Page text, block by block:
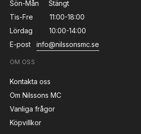
Sön-Mån
Stängt
Tis-Fre
11:00-18:00
Lördag
10:00-14:00
E-post
info@nilssonsmc.se
OM OSS
Kontakta oss
Om Nilssons MC
Vanliga frågor
Köpvillkor